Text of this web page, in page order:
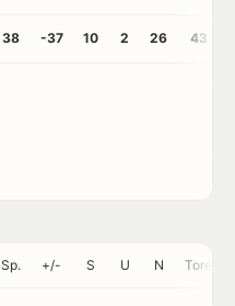
38 -37 10 2 26 43
Sp. +/- S U N Tore